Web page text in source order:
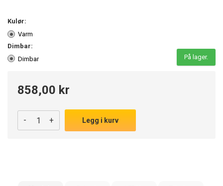
Kulør:
Varm
Dimbar:
Dimbar
På lager.
858,00 kr
- + Legg i kurv